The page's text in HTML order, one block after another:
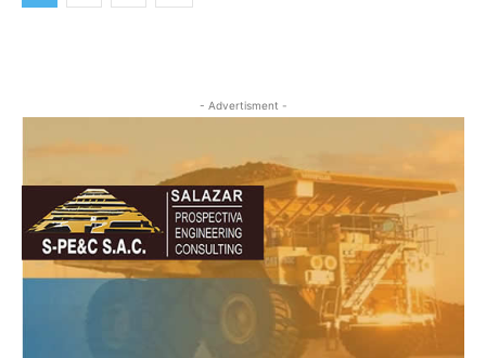
- Advertisment -